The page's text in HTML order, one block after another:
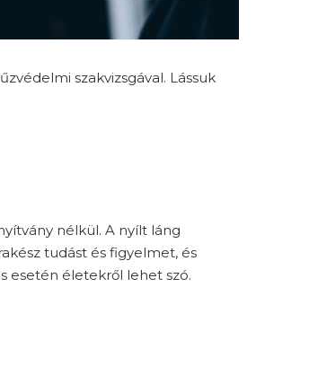
szakvizsgával. Lássuk
nélkül. A nyílt láng
tudást és figyelmet, és
esetén életekről lehet szó.